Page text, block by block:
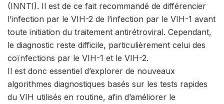
(INNTI). Il est de ce fait recommandé de différencier
l’infection par le VIH-2 de l’infection par le VIH-1 avant
toute initiation du traitement antirétroviral. Cependant,
le diagnostic reste difficile, particulièrement celui des
coïnfections par le VIH-1 et le VIH-2.
Il est donc essentiel d’explorer de nouveaux
algorithmes diagnostiques basés sur les tests rapides
du VIH utilisés en routine, afin d’améliorer le